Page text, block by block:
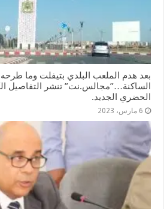
بعد هدم الملعب البلدي بتيفلت وما
الساكنة…”مجالس.نت” تنشر التفاصيل
الحضري الجديد.
6 مارس، 2023